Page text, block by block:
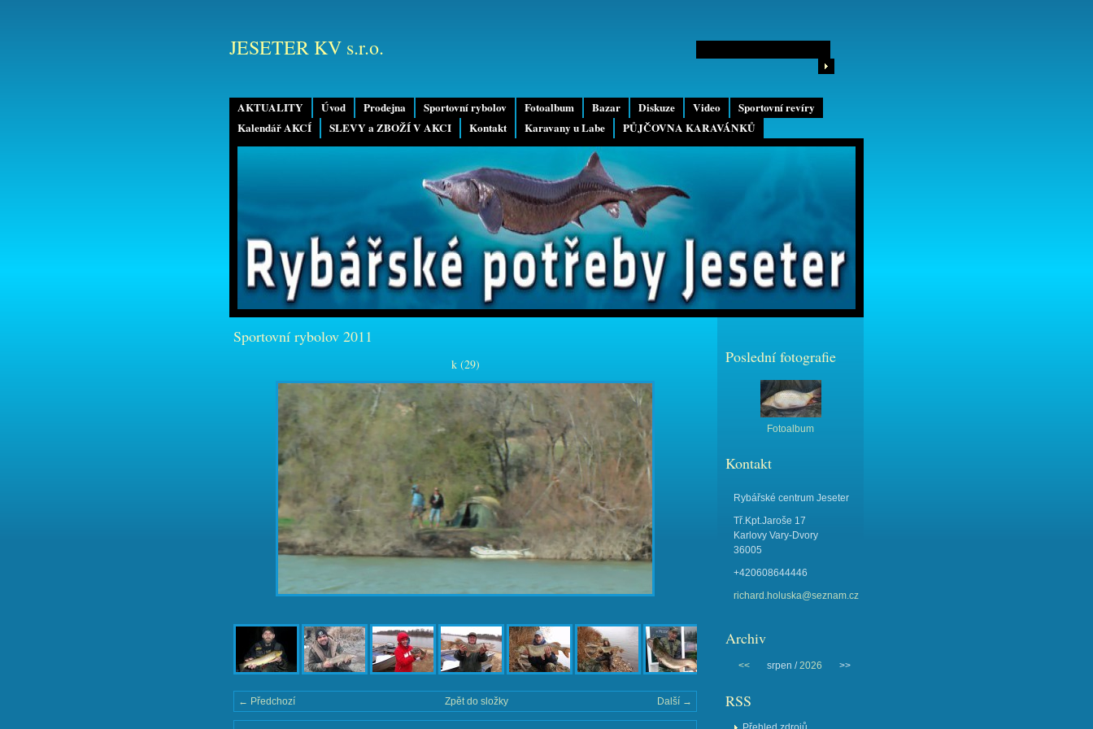
AKTUALITY Úvod Prodejna Sportovní rybolov Fotoalbum Bazar Diskuze Video
Sportovní revíry
Kalendář AKCÍ
SLEVY a ZBOŽÍ V AKCI Kontakt Karavany u Labe PŮJČOVNA KARAVÁNKŮ
JESETER KV s.r.o.
Sportovní rybolov 2011
k (29)
← Předchozí Další →
Zpět do složky
Poslední fotografie
Fotoalbum
Kontakt
Rybářské centrum Jeseter
Tř.Kpt.Jaroše 17
Karlovy Vary-Dvory
36005
+420608644446
richard.holuska@seznam.cz
Archiv
<< srpen /2026 >>
RSS